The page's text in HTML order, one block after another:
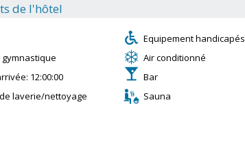
de l'hôtel
Equipement handicapés
gymnastique
Air conditionné
12:00:00
Bar
laverie/nettoyage
Sauna